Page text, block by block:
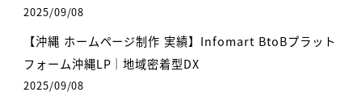
2025/09/08
【沖縄 ホームページ制作 実績】Infomart BtoBプラット
フォーム沖縄LP｜地域密着型DX
2025/09/08